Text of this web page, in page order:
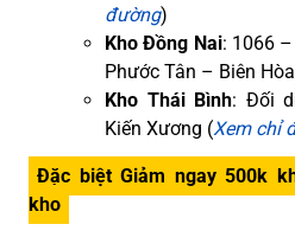
đường)
Kho Đồng Nai: 1066
Phước Tân – Biên
Kho Thái Bình: Đối
Kiến Xương (Xem chỉ
Đặc biệt Giảm ngay 500k
kho